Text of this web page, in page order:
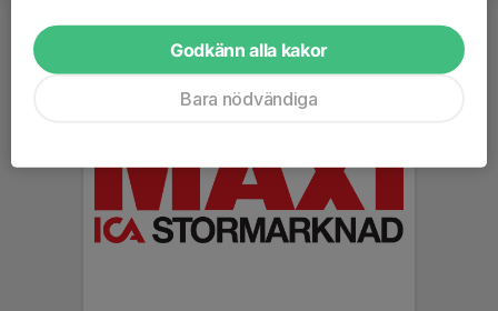
Godkänn alla kakor
Bara nödvändiga